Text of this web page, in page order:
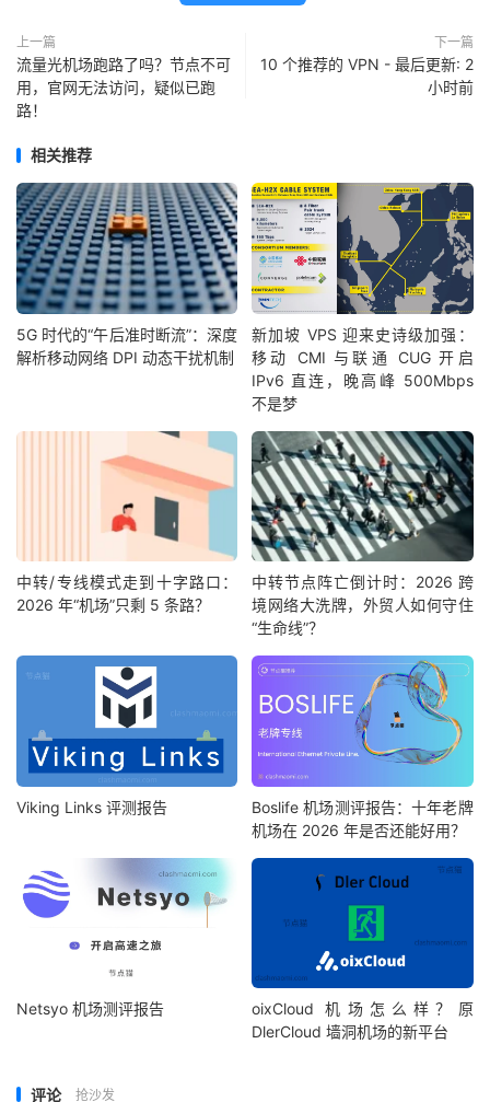
上一篇
流量光机场跑路了吗？节点不可
用，官网无法访问，疑似已跑
路！
下一篇
10 个推荐的 VPN - 最后更新: 2
小时前
相关推荐
5G 时代的“午后准时断流”：深度
解析移动网络 DPI 动态干扰机制
新加坡 VPS 迎来史诗级加强：
移动 CMI 与联通 CUG 开启
IPv6 直连，晚高峰 500Mbps
不是梦
中转/专线模式走到十字路口：
2026 年“机场”只剩 5 条路？
中转节点阵亡倒计时：2026 跨
境网络大洗牌，外贸人如何守住
“生命线”？
Viking Links 评测报告
Boslife 机场测评报告：十年老牌
机场在 2026 年是否还能好用？
Netsyo 机场测评报告
oixCloud 机场怎么样？原
DlerCloud 墙洞机场的新平台
评论 抢沙发